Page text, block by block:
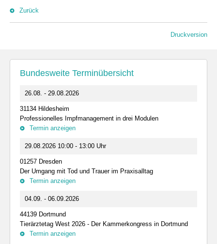
Zurück
Druckversion
Bundesweite Terminübersicht
26.08. - 29.08.2026
31134 Hildesheim
Professionelles Impfmanagement in drei Modulen
Termin anzeigen
29.08.2026 10:00 - 13:00 Uhr
01257 Dresden
Der Umgang mit Tod und Trauer im Praxisalltag
Termin anzeigen
04.09. - 06.09.2026
44139 Dortmund
Tierärztetag West 2026 - Der Kammerkongress in Dortmund
Termin anzeigen